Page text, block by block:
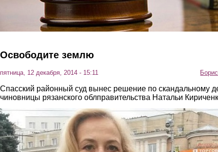
Освободите землю
пятница, 12 декабря, 2014 - 15:11
Спасский районный суд вынес решение по скандальному
чиновницы рязанского облправительства Натальи
1.jpg